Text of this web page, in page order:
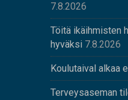
7.8.2026
Töitä ikäihmisten
hyväksi 7.8.2026
Koulutaival alkaa
Terveysaseman